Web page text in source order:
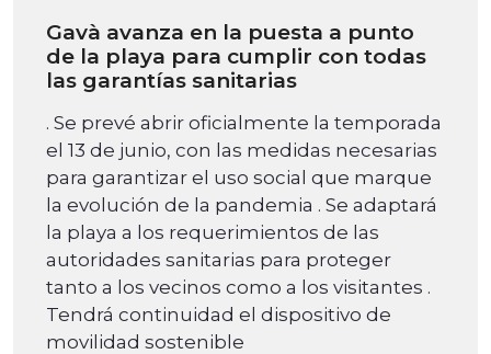
Gavà avanza en la puesta a punto
de la playa para cumplir con todas
las garantías sanitarias
. Se prevé abrir oficialmente la temporada
el 13 de junio, con las medidas necesarias
para garantizar el uso social que marque
la evolución de la pandemia . Se adaptará
la playa a los requerimientos de las
autoridades sanitarias para proteger
tanto a los vecinos como a los visitantes .
Tendrá continuidad el dispositivo de
movilidad sostenible